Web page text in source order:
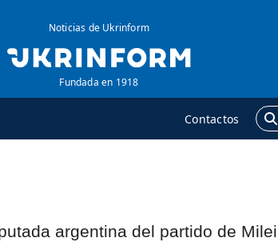
Noticias de Ukrinform
Fundada en 1918
Contactos
Podcasts
argentina del partido de Milei